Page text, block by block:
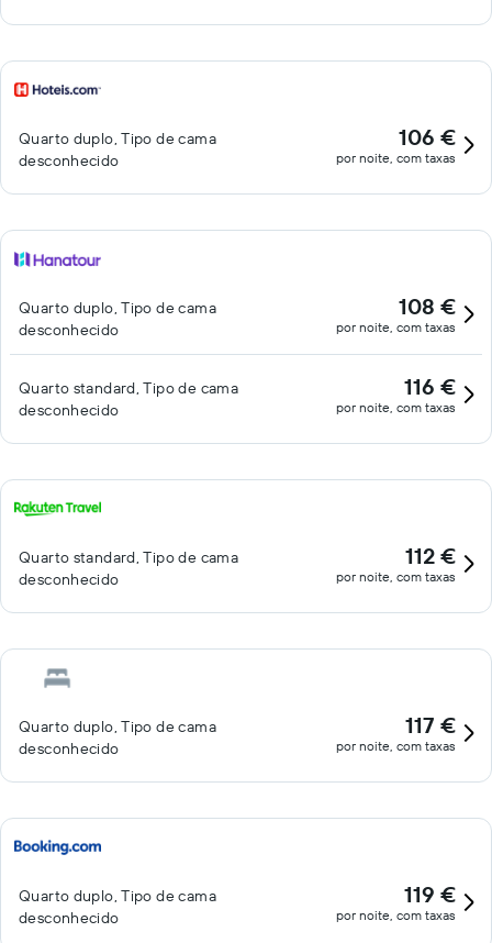
Quarto duplo, Tipo de cama
desconhecido
106 €
por noite, com taxas
Quarto duplo, Tipo de cama
desconhecido
108 €
por noite, com taxas
Quarto standard, Tipo de cama
desconhecido
116 €
por noite, com taxas
Quarto standard, Tipo de cama
desconhecido
112 €
por noite, com taxas
Quarto duplo, Tipo de cama
desconhecido
117 €
por noite, com taxas
Quarto duplo, Tipo de cama
desconhecido
119 €
por noite, com taxas